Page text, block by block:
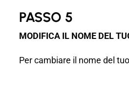
PASSO 5
MODIFICA IL NOME DEL
Per cambiare il nome del